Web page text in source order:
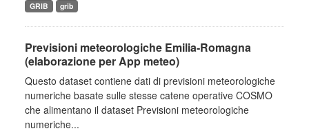
GRIB grib
Previsioni meteorologiche Emilia-Romagna
(elaborazione per App meteo)
Questo dataset contiene dati di previsioni meteorologiche
numeriche basate sulle stesse catene operative COSMO
che alimentano il dataset Previsioni meteorologiche
numeriche...